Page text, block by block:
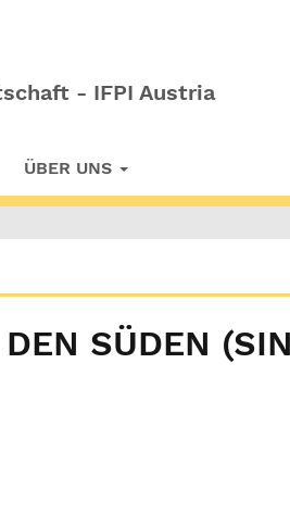
- IFPI Austria
ÜBER UNS
SÜDEN